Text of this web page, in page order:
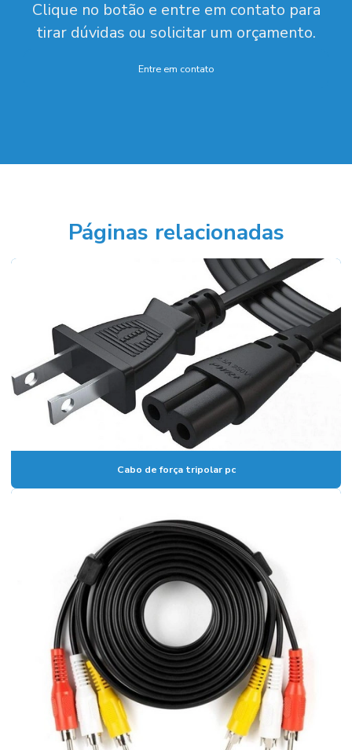
Clique no botão e entre em contato para
tirar dúvidas ou solicitar um orçamento.
Entre em contato
Páginas relacionadas
Cabo de força tripolar pc